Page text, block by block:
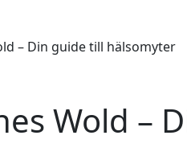
– Din guide till hälsomyter
Wold –